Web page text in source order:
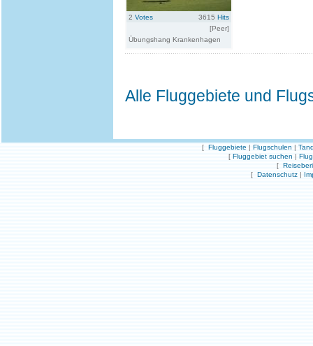
2 Votes 3615 Hits
[Peer]
Übungshang Krankenhagen
Alle Fluggebiete und
[ Fluggebiete | Flugschulen |
[ Fluggebiet suchen |
[
[ Datenschutz |